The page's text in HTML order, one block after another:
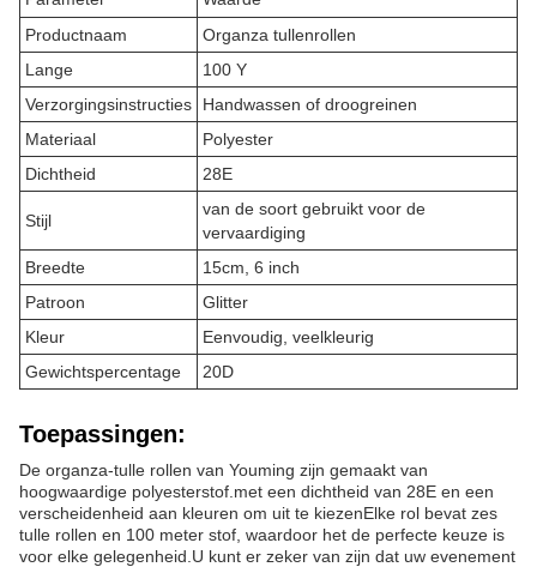
Productnaam
Organza tullenrollen
Lange
100 Y
Verzorgingsinstructies
Handwassen of droogreinen
Materiaal
Polyester
Dichtheid
28E
Stijl
van de soort gebruikt voor de
vervaardiging
Breedte
15cm, 6 inch
Patroon
Glitter
Kleur
Eenvoudig, veelkleurig
Gewichtspercentage
20D
Toepassingen:
De organza-tulle rollen van Youming zijn gemaakt van
hoogwaardige polyesterstof.met een dichtheid van 28E en een
verscheidenheid aan kleuren om uit te kiezenElke rol bevat zes
tulle rollen en 100 meter stof, waardoor het de perfecte keuze is
voor elke gelegenheid.U kunt er zeker van zijn dat uw evenement